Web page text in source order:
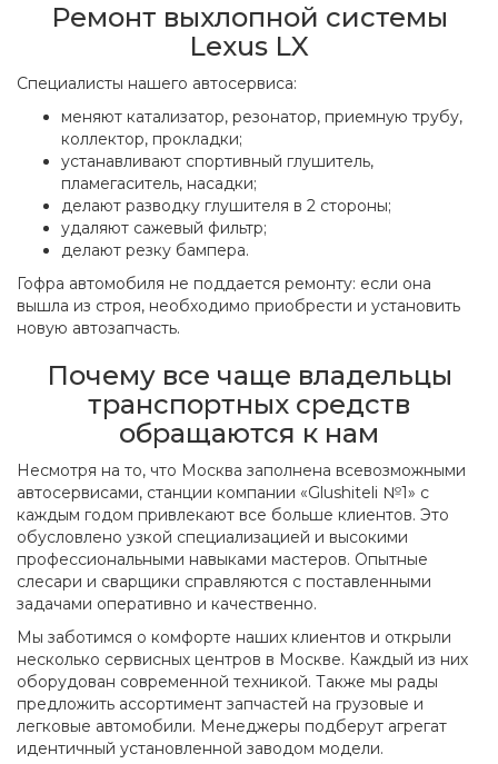
Ремонт выхлопной системы
Lexus LX
Специалисты нашего автосервиса:
меняют катализатор, резонатор, приемную трубу,
коллектор, прокладки;
устанавливают спортивный глушитель,
пламегаситель, насадки;
делают разводку глушителя в 2 стороны;
удаляют сажевый фильтр;
делают резку бампера.
Гофра автомобиля не поддается ремонту: если она
вышла из строя, необходимо приобрести и установить
новую автозапчасть.
Почему все чаще владельцы
транспортных средств
обращаются к нам
Несмотря на то, что Москва заполнена всевозможными
автосервисами, станции компании «Glushiteli №1» с
каждым годом привлекают все больше клиентов. Это
обусловлено узкой специализацией и высокими
профессиональными навыками мастеров. Опытные
слесари и сварщики справляются с поставленными
задачами оперативно и качественно.
Мы заботимся о комфорте наших клиентов и открыли
несколько сервисных центров в Москве. Каждый из них
оборудован современной техникой. Также мы рады
предложить ассортимент запчастей на грузовые и
легковые автомобили. Менеджеры подберут агрегат
идентичный установленной заводом модели.